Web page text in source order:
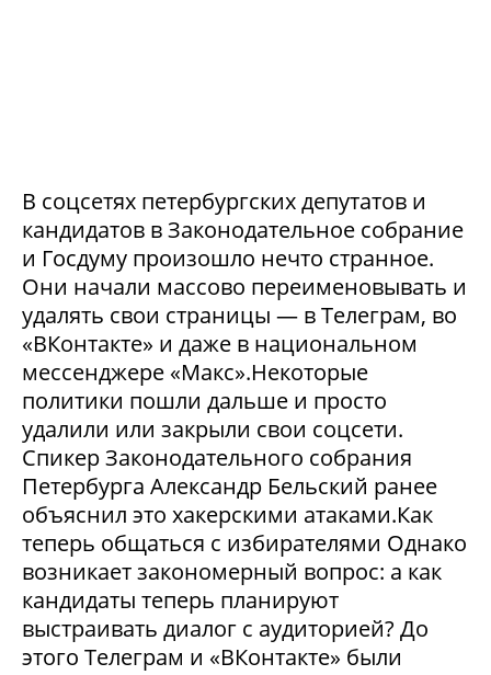
В соцсетях петербургских депутатов и
кандидатов в Законодательное собрание
и Госдуму произошло нечто странное.
Они начали массово переименовывать и
удалять свои страницы — в Телеграм, во
«ВКонтакте» и даже в национальном
мессенджере «Макс».Некоторые
политики пошли дальше и просто
удалили или закрыли свои соцсети.
Спикер Законодательного собрания
Петербурга Александр Бельский ранее
объяснил это хакерскими атаками.Как
теперь общаться с избирателями Однако
возникает закономерный вопрос: а как
кандидаты теперь планируют
выстраивать диалог с аудиторией? До
этого Телеграм и «ВКонтакте» были